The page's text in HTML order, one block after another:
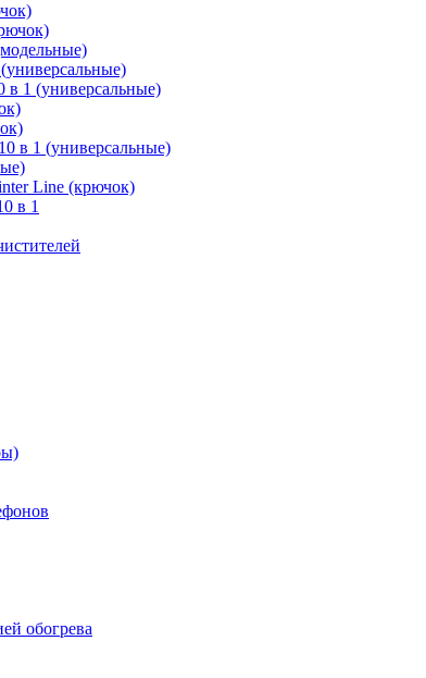
в 1 (универсальные)
в 1 (универсальные)
Line (крючок)
в 1
обогрева